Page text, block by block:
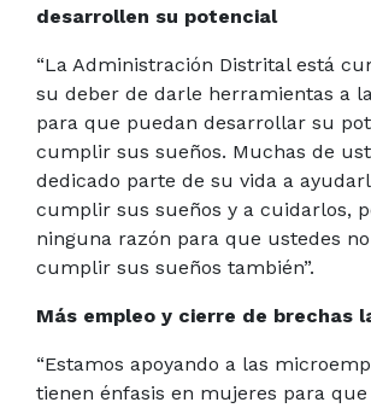
desarrollen su potencial
“La Administración Distrital está
su deber de darle herramientas a
para que puedan desarrollar su
cumplir sus sueños. Muchas de
dedicado parte de su vida a
cumplir sus sueños y a cuidarlos,
ninguna razón para que ustedes
cumplir sus sueños también”.
Más empleo y cierre de brechas
“Estamos apoyando a las
tienen énfasis en mujeres para que